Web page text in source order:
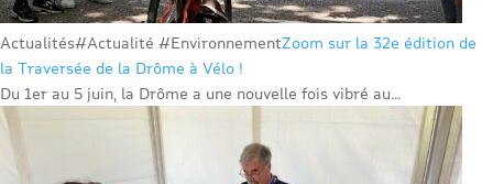
Actualités#Actualité #EnvironnementZoom sur la 32e édition de
la Traversée de la Drôme à Vélo !
Du 1er au 5 juin, la Drôme a une nouvelle fois vibré au...